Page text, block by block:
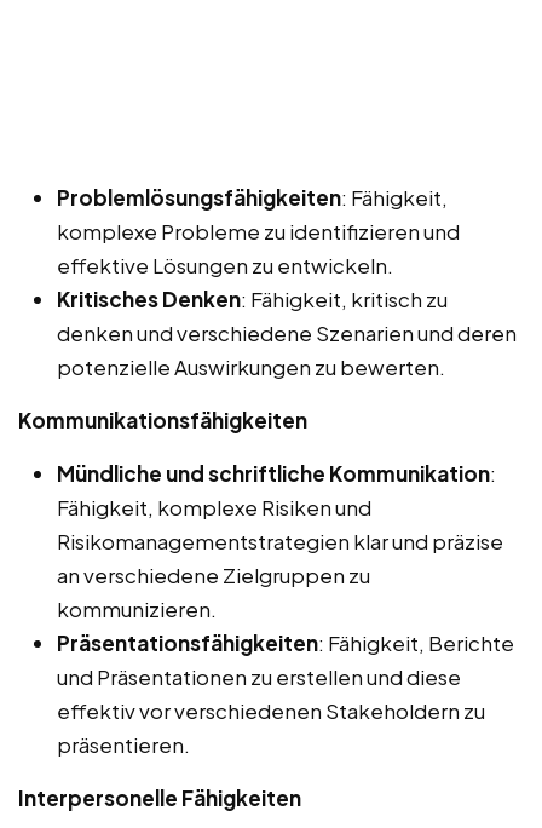
Problemlösungsfähigkeiten: Fähigkeit,
komplexe Probleme zu identifizieren und
effektive Lösungen zu entwickeln.
Kritisches Denken: Fähigkeit, kritisch zu
denken und verschiedene Szenarien und deren
potenzielle Auswirkungen zu bewerten.
Kommunikationsfähigkeiten
Mündliche und schriftliche Kommunikation:
Fähigkeit, komplexe Risiken und
Risikomanagementstrategien klar und präzise
an verschiedene Zielgruppen zu
kommunizieren.
Präsentationsfähigkeiten: Fähigkeit, Berichte
und Präsentationen zu erstellen und diese
effektiv vor verschiedenen Stakeholdern zu
präsentieren.
Interpersonelle Fähigkeiten